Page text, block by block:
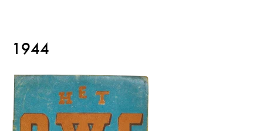
alle Nederlands Duits
1944